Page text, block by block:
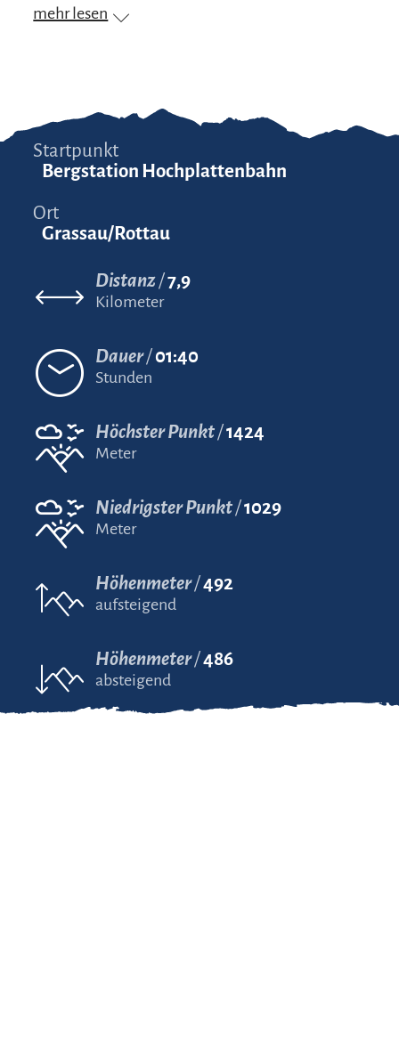
mehr lesen
Startpunkt
Bergstation Hochplattenbahn
Ort
Grassau/Rottau
Distanz 7,9
Kilometer
Dauer 01:40
Stunden
Höchster Punkt 1424
Meter
Niedrigster Punkt 1029
Meter
Höhenmeter 492
aufsteigend
Höhenmeter 486
absteigend